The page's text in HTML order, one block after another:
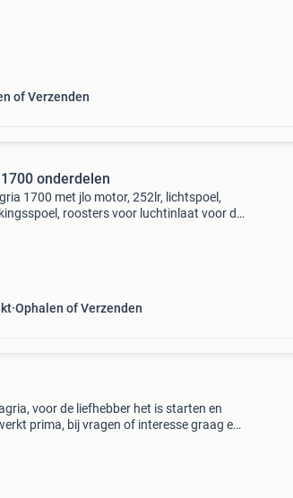
of Verzenden
onderdelen
1700 met jlo motor, 252lr, lichtspoel,
roosters voor luchtinlaat voor de
Ophalen of Verzenden
voor de liefhebber het is starten en
prima, bij vragen of interesse graag een